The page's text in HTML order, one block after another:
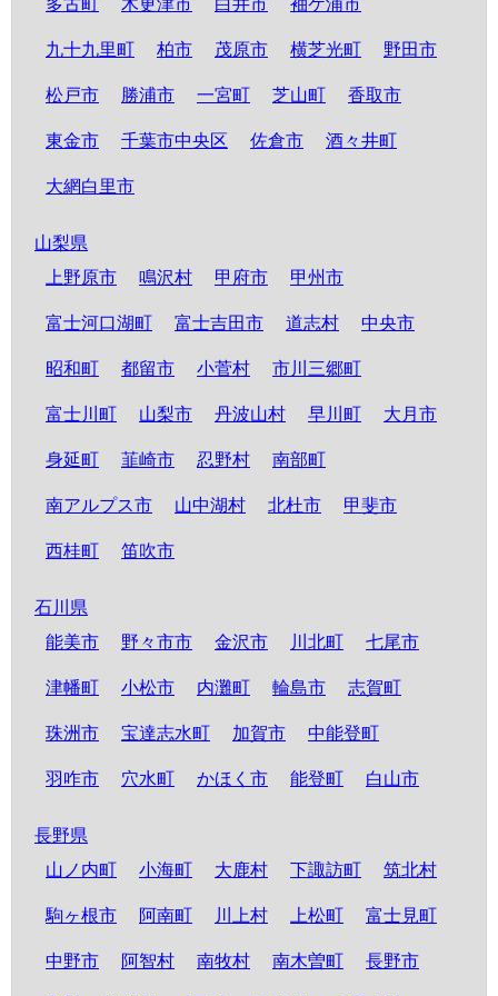
多古町 木更津市 白井市 袖ケ浦市
九十九里町 柏市 茂原市 横芝光町 野田市
松戸市 勝浦市 一宮町 芝山町 香取市
東金市 千葉市中央区 佐倉市 酒々井町
大網白里市
山梨県
上野原市
鳴沢村 甲府市 甲州市
富士河口湖町 富士吉田市 道志村 中央市
昭和町 都留市 小菅村 市川三郷町
富士川町 山梨市 丹波山村 早川町 大月市
身延町 韮崎市 忍野村 南部町
南アルプス市 山中湖村 北杜市 甲斐市
西桂町 笛吹市
石川県
能美市
野々市市 金沢市 川北町 七尾市
津幡町 小松市 内灘町 輪島市 志賀町
珠洲市 宝達志水町 加賀市 中能登町
羽咋市 穴水町 かほく市 能登町 白山市
長野県
山ノ内町
小海町 大鹿村 下諏訪町 筑北村
駒ヶ根市 阿南町 川上村 上松町 富士見町
中野市 阿智村 南牧村 南木曽町 長野市